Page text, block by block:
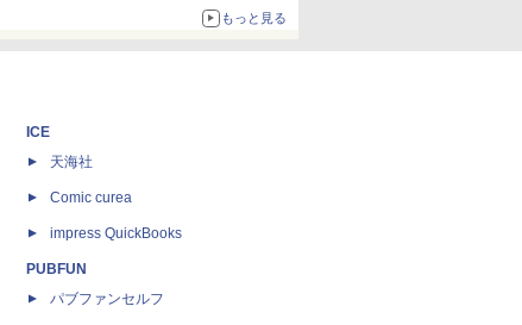
もっと見る
ICE
天海社
Comic curea
impress QuickBooks
PUBFUN
パブファンセルフ